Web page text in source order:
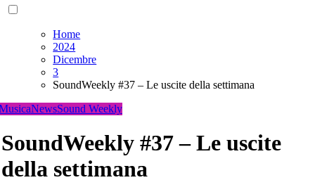
Home
2024
Dicembre
3
SoundWeekly #37 – Le uscite della settimana
NewsSound Weekly
SoundWeekly #37 – Le uscite
della settimana